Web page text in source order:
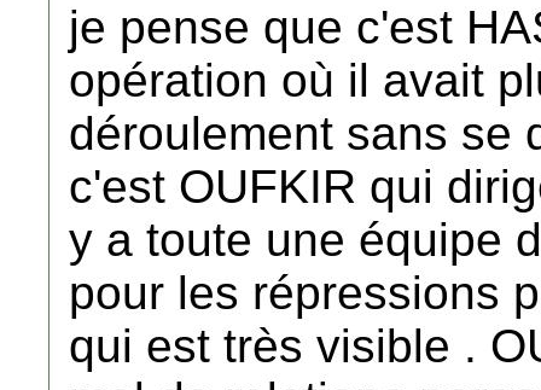
je pense que c'est
opération où il avait
déroulement sans se
c'est OUFKIR qui
y a toute une équipe
pour les répressions
qui est très visible .